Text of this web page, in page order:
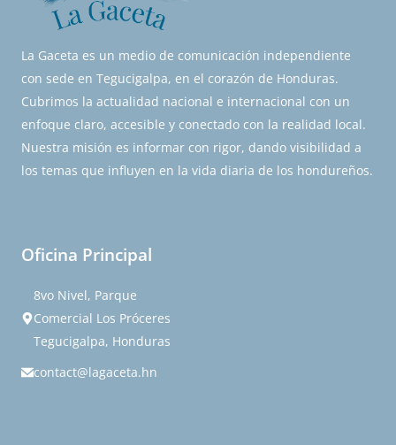
La Gaceta es un medio de comunicación independiente
con sede en Tegucigalpa, en el corazón de Honduras.
Cubrimos la actualidad nacional e internacional con un
enfoque claro, accesible y conectado con la realidad local.
Nuestra misión es informar con rigor, dando visibilidad a
los temas que influyen en la vida diaria de los hondureños.
Oficina Principal
8vo Nivel, Parque
Comercial Los Próceres
Tegucigalpa, Honduras
contact@lagaceta.hn